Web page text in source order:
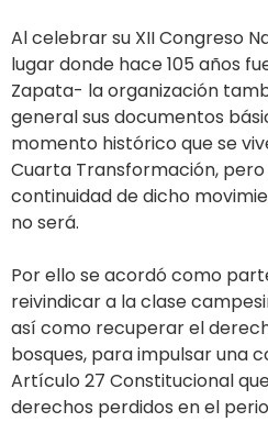
Al celebrar su XII Congreso
lugar donde hace 105 años
Zapata- la organización
general sus documentos
momento histórico que se
Cuarta Transformación,
continuidad de dicho
no será.
Por ello se acordó como
reivindicar a la clase
así como recuperar el
bosques, para impulsar una
Artículo 27 Constitucional
derechos perdidos en el